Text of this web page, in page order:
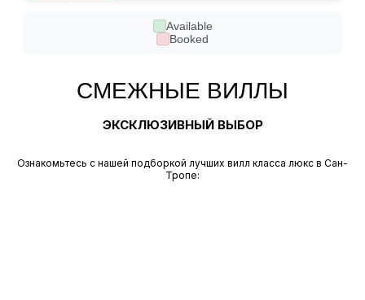
Available
Booked
СМЕЖНЫЕ ВИЛЛЫ
ЭКСКЛЮЗИВНЫЙ ВЫБОР
Ознакомьтесь с нашей подборкой лучших вилл класса люкс в Сан-
Тропе: